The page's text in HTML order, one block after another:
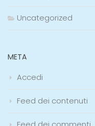
Uncategorized
META
Accedi
Feed dei contenuti